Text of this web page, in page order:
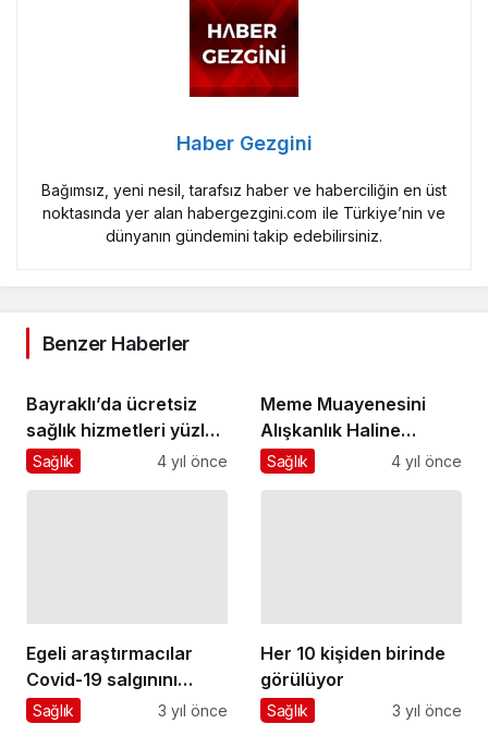
Haber Gezgini
Bağımsız, yeni nesil, tarafsız haber ve haberciliğin en üst
noktasında yer alan habergezgini.com ile Türkiye’nin ve
dünyanın gündemini takip edebilirsiniz.
Benzer Haberler
Bayraklı’da ücretsiz
sağlık hizmetleri yüzleri
güldürüyor
Sağlık 4 yıl önce
Meme Muayenesini
Alışkanlık Haline
Getirin
Sağlık 4 yıl önce
Egeli araştırmacılar
Covid-19 salgınını
koyun ve keçiler
Sağlık 3 yıl önce
Her 10 kişiden birinde
görülüyor
Sağlık 3 yıl önce